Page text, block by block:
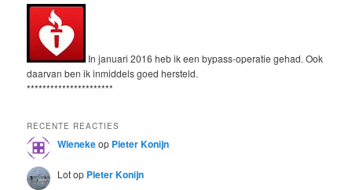
In januari 2016 heb ik een bypass-operatie gehad. Ook
daarvan ben ik inmiddels goed hersteld.
**********************
RECENTE REACTIES
Wienekeop Pieter Konijn
Lotop Pieter Konijn